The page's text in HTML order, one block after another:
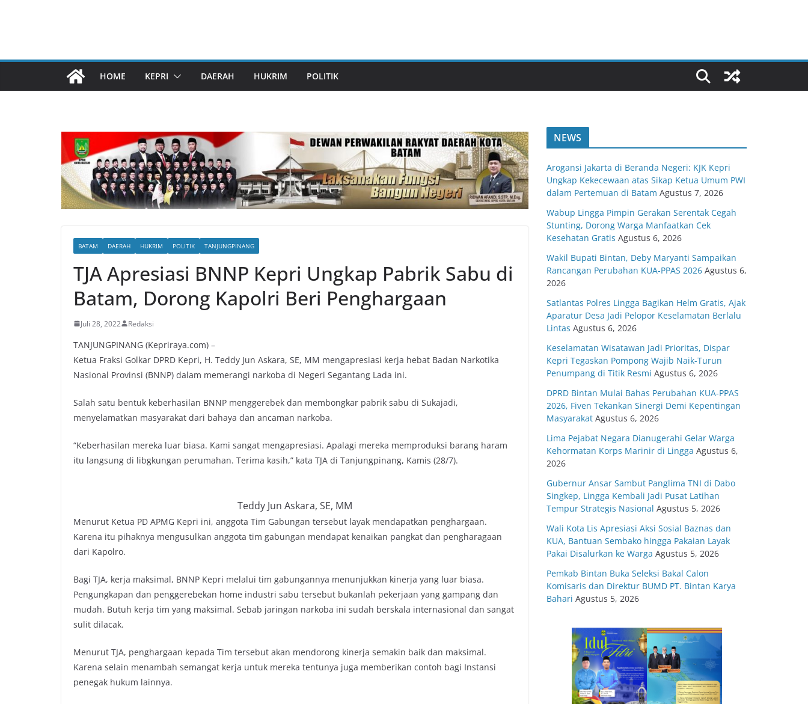
HOME KEPRI DAERAH HUKRIM POLITIK
BATAM DAERAH HUKRIM POLITIK TANJUNGPINANG
TJA Apresiasi BNNP Kepri Ungkap Pabrik Sabu di
Batam, Dorong Kapolri Beri Penghargaan
Juli 28, 2022 Redaksi
TANJUNGPINANG (Kepriraya.com) –
Ketua Fraksi Golkar DPRD Kepri, H. Teddy Jun Askara, SE, MM mengapresiasi kerja hebat Badan Narkotika
Nasional Provinsi (BNNP) dalam memerangi narkoba di Negeri Segantang Lada ini.
Salah satu bentuk keberhasilan BNNP menggerebek dan membongkar pabrik sabu di Sukajadi,
menyelamatkan masyarakat dari bahaya dan ancaman narkoba.
“Keberhasilan mereka luar biasa. Kami sangat mengapresiasi. Apalagi mereka memproduksi barang haram
itu langsung di libgkungan perumahan. Terima kasih,” kata TJA di Tanjungpinang, Kamis (28/7).
Teddy Jun Askara, SE, MM
Menurut Ketua PD APMG Kepri ini, anggota Tim Gabungan tersebut layak mendapatkan penghargaan.
Karena itu pihaknya mengusulkan anggota tim gabungan mendapat kenaikan pangkat dan pengharagaan
dari Kapolro.
Bagi TJA, kerja maksimal, BNNP Kepri melalui tim gabungannya menunjukkan kinerja yang luar biasa.
Pengungkapan dan penggerebekan home industri sabu tersebut bukanlah pekerjaan yang gampang dan
mudah. Butuh kerja tim yang maksimal. Sebab jaringan narkoba ini sudah berskala internasional dan sangat
sulit dilacak.
Menurut TJA, penghargaan kepada Tim tersebut akan mendorong kinerja semakin baik dan maksimal.
Karena selain menambah semangat kerja untuk mereka tentunya juga memberikan contoh bagi Instansi
penegak hukum lainnya.
NEWS
Arogansi Jakarta di Beranda Negeri: KJK Kepri
Ungkap Kekecewaan atas Sikap Ketua Umum PWI
dalam Pertemuan di Batam Agustus 7, 2026
Wabup Lingga Pimpin Gerakan Serentak Cegah
Stunting, Dorong Warga Manfaatkan Cek
Kesehatan Gratis Agustus 6, 2026
Wakil Bupati Bintan, Deby Maryanti Sampaikan
Rancangan Perubahan KUA-PPAS 2026 Agustus 6,
2026
Satlantas Polres Lingga Bagikan Helm Gratis, Ajak
Aparatur Desa Jadi Pelopor Keselamatan Berlalu
Lintas Agustus 6, 2026
Keselamatan Wisatawan Jadi Prioritas, Dispar
Kepri Tegaskan Pompong Wajib Naik-Turun
Penumpang di Titik Resmi Agustus 6, 2026
DPRD Bintan Mulai Bahas Perubahan KUA-PPAS
2026, Fiven Tekankan Sinergi Demi Kepentingan
Masyarakat Agustus 6, 2026
Lima Pejabat Negara Dianugerahi Gelar Warga
Kehormatan Korps Marinir di Lingga Agustus 6,
2026
Gubernur Ansar Sambut Panglima TNI di Dabo
Singkep, Lingga Kembali Jadi Pusat Latihan
Tempur Strategis Nasional Agustus 5, 2026
Wali Kota Lis Apresiasi Aksi Sosial Baznas dan
KUA, Bantuan Sembako hingga Pakaian Layak
Pakai Disalurkan ke Warga Agustus 5, 2026
Pemkab Bintan Buka Seleksi Bakal Calon
Komisaris dan Direktur BUMD PT. Bintan Karya
Bahari Agustus 5, 2026